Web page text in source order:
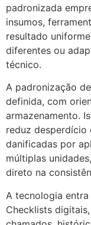
padronizada
insumos,
resultado
diferentes ou
técnico.
A padronização
definida, com
armazenamento.
reduz desperdício
danificadas por
múltiplas
direto na
A tecnologia
Checklists